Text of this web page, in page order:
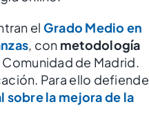
el Grado Medio en
, con metodología
de Madrid.
Para ello defiende
sobre la mejora de la